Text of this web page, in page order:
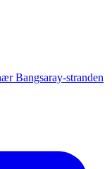
Bangsaray-stranden